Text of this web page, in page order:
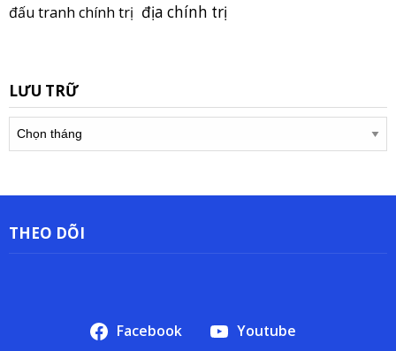
đấu tranh chính trị địa chính trị
LƯU TRỮ
Lưu
trữ
THEO DÕI
Facebook Youtube